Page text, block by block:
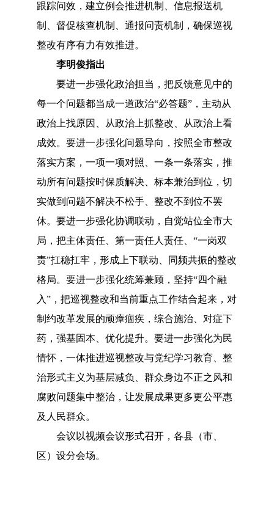
跟踪问效，建立例会推进机制、信息报送机
制、督促核查机制、通报问责机制，确保巡视
整改有序有力有效推进。
李明俊指出
要进一步强化政治担当，把反馈意见中的
每一个问题都当成一道政治“必答题”，主动从
政治上找原因、从政治上抓整改、从政治上看
成效。要进一步强化问题导向，按照全市整改
落实方案，一项一项对照、一条一条落实，推
动所有问题按时保质解决、标本兼治到位，切
实做到问题不解决不松手、整改不到位不罢
休。要进一步强化协调联动，自觉站位全市大
局，把主体责任、第一责任人责任、“一岗双
责”扛稳扛牢，形成上下联动、同频共振的整改
格局。要进一步强化统筹兼顾，坚持“四个融
入”，把巡视整改和当前重点工作结合起来，对
制约改革发展的顽瘴痼疾，综合施治、对症下
药，强基固本、优化提升。要进一步强化为民
情怀，一体推进巡视整改与党纪学习教育、整
治形式主义为基层减负、群众身边不正之风和
腐败问题集中整治，让发展成果更多更公平惠
及人民群众。
会议以视频会议形式召开，各县（市、
区）设分会场。